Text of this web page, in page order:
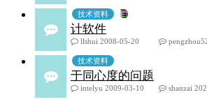
技术资料
计软件
llshui 2008-05-20
pengzhou52
技术资料
于同心度的问题
intelyu 2009-03-10
shanzai